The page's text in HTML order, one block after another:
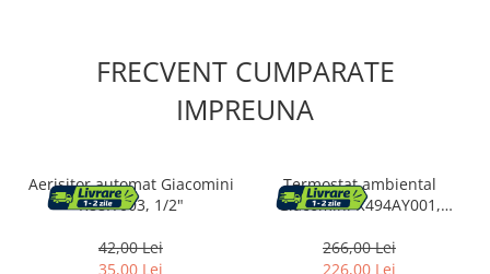
Ansambluri de joaca animale
Culcusuri pentru animale
Electronice & Iluminat
Articole sanatate
FRECVENT CUMPARATE
IMPREUNA
Aerisitor automat Giacomini
R88IY003, 1/2"
42,00 Lei
35,00 Lei
Termostat ambiental
Giacomini K494AY001,
incastrat, functie
incalzire/racire, alimentare
266,00 Lei
226,00 Lei